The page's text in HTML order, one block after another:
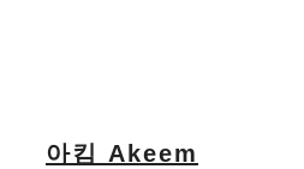
아킴 Akeem